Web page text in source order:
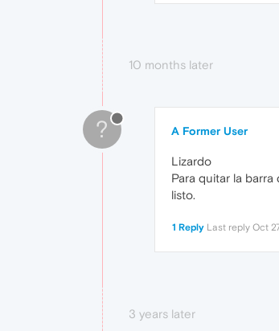
10 months later
? A Former User
Lizardo
Para quitar la
listo.
1 Reply Last reply Oct
3 years later